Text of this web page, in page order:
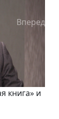
Вперед
книга» и